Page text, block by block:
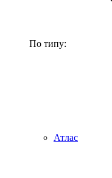
По типу:
Атлас